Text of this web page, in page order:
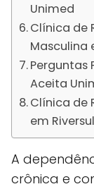
Unimed
Clínica de
Masculina
Perguntas
Aceita
Clínica de
em
A
crônica e